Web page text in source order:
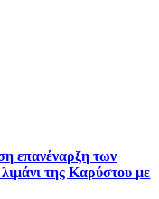
επανέναρξη των
της Καρύστου με